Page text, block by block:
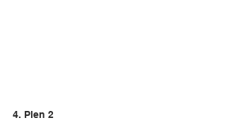
4. Plen 2